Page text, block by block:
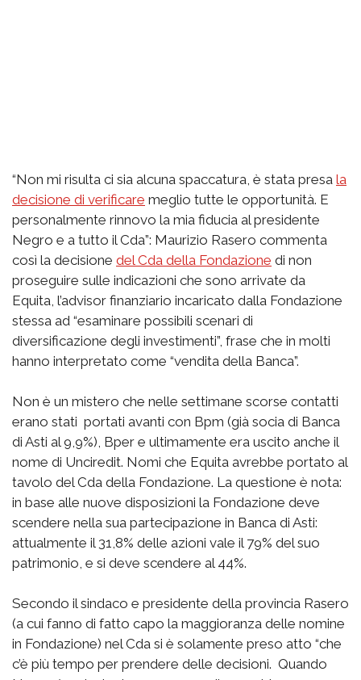
“Non mi risulta ci sia alcuna spaccatura, è stata presa la
decisione di verificare meglio tutte le opportunità. E
personalmente rinnovo la mia fiducia al presidente
Negro e a tutto il Cda”: Maurizio Rasero commenta
così la decisione del Cda della Fondazione di non
proseguire sulle indicazioni che sono arrivate da
Equita, l’advisor finanziario incaricato dalla Fondazione
stessa ad “esaminare possibili scenari di
diversificazione degli investimenti”, frase che in molti
hanno interpretato come “vendita della Banca”.
Non è un mistero che nelle settimane scorse contatti
erano stati portati avanti con Bpm (già socia di Banca
di Asti al 9,9%), Bper e ultimamente era uscito anche il
nome di Unciredit. Nomi che Equita avrebbe portato al
tavolo del Cda della Fondazione. La questione è nota:
in base alle nuove disposizioni la Fondazione deve
scendere nella sua partecipazione in Banca di Asti:
attualmente il 31,8% delle azioni vale il 79% del suo
patrimonio, e si deve scendere al 44%.
Secondo il sindaco e presidente della provincia Rasero
(a cui fanno di fatto capo la maggioranza delle nomine
in Fondazione) nel Cda si è solamente preso atto “che
c’è più tempo per prendere delle decisioni. Quando